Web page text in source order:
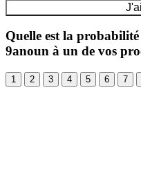
Quelle est la
9anoun à un de vos
1 2 3 4 5 6 7